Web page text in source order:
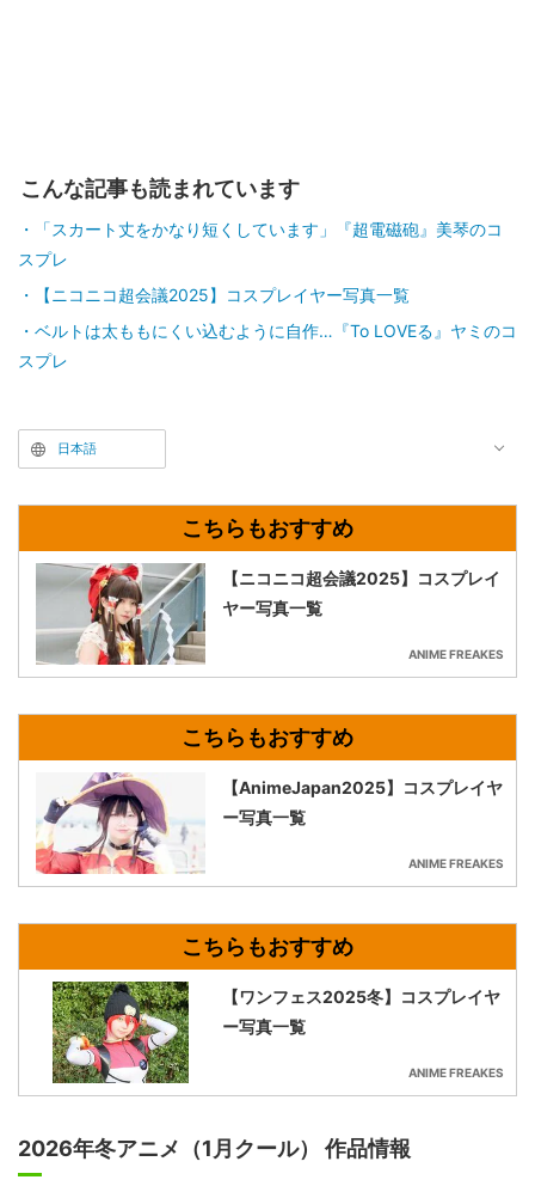
こんな記事も読まれています
「スカート丈をかなり短くしています」『超電磁砲』美琴のコ
スプレ
【ニコニコ超会議2025】コスプレイヤー写真一覧
ベルトは太ももにくい込むように自作…『To LOVEる』ヤミのコ
スプレ
日本語
【ニコニコ超会議2025】コスプレイ
ヤー写真一覧
ANIME FREAKES
【AnimeJapan2025】コスプレイヤ
ー写真一覧
ANIME FREAKES
【ワンフェス2025冬】コスプレイヤ
ー写真一覧
ANIME FREAKES
2026年冬アニメ（1月クール） 作品情報